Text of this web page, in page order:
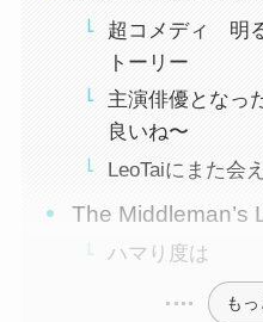
超コメディ 明
トーリー
主演俳優となっ
良いね〜
LeoTaiにまた会
The Middleman’s
ハマり度は
も